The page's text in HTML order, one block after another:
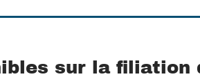
sur la filiation